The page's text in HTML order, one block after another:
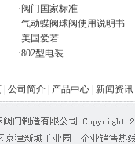
·阀门国家标准
·气动蝶阀球阀使用说明书
·美国爱若
·802型电装
公司简介 产品中心 新闻资讯